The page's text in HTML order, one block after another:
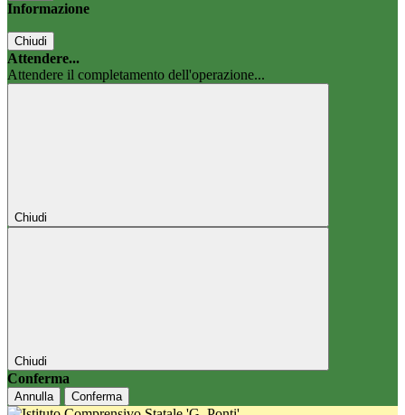
Informazione
Chiudi
Attendere...
Attendere il completamento dell'operazione...
Chiudi
Chiudi
Conferma
Annulla Conferma